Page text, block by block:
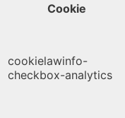
Cookie
cookielawinfo-
checkbox-analytics